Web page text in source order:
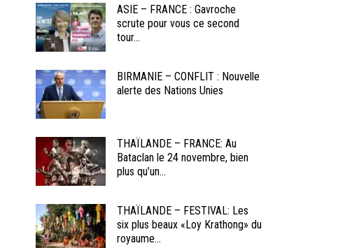
ASIE – FRANCE : Gavroche
scrute pour vous ce second
tour...
BIRMANIE – CONFLIT : Nouvelle
alerte des Nations Unies
THAÏLANDE – FRANCE: Au
Bataclan le 24 novembre, bien
plus qu’un...
THAÏLANDE – FESTIVAL: Les
six plus beaux «Loy Krathong» du
royaume...